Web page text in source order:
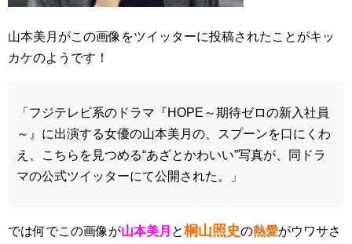
山本美月がこの画像をツイッターに投稿されたことがキッ
カケのようです！
「フジテレビ系のドラマ『HOPE～期待ゼロの新入社員
～』に出演する女優の山本美月の、スプーンを口にくわ
え、こちらを見つめる“あざとかわいい”写真が、同ドラ
マの公式ツイッターにて公開された。」
では何でこの画像が山本美月 と桐山照史の熱愛がウワサさ